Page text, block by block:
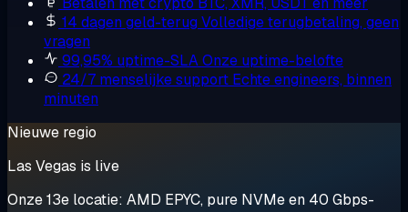
14 dagen geld-terug Volledige terugbetaling, geen
vragen
99,95% uptime-SLAOnze uptime-belofte
24/7 menselijke support Echte engineers, binnen
minuten
Nieuwe regio
Las Vegas is live
Onze 13e locatie: AMD EPYC, pure NVMe en 40 Gbps-